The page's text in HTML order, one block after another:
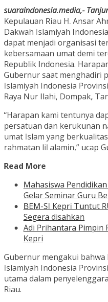
suaraindonesia.media,-
Kepulauan Riau H. Ansar
Dakwah Islamiyah
dapat menjadi organisasi
kebersamaan umat demi
Republik Indonesia.
Gubernur saat menghadiri
Islamiyah Indonesia
Raya Nur Ilahi, Dompak,
“Harapan kami tentunya
persatuan dan kerukunan
umat Islam yang
rahmatan lil alamin,” ucap
Read More
Mahasiswa
Gelar Seminar Guru
BEM-SI Kepri Tuntut
Segera disahkan
Adi Prihantara Pimpin
Kepri
Gubernur mengakui bahwa
Islamiyah Indonesia
utama dalam
Riau.